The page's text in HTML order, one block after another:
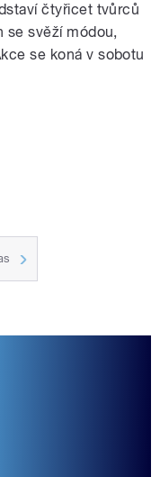
čtyřicet tvůrců
se svěží módou,
se koná v sobotu